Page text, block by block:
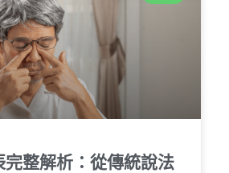
完整解析：從傳統說法